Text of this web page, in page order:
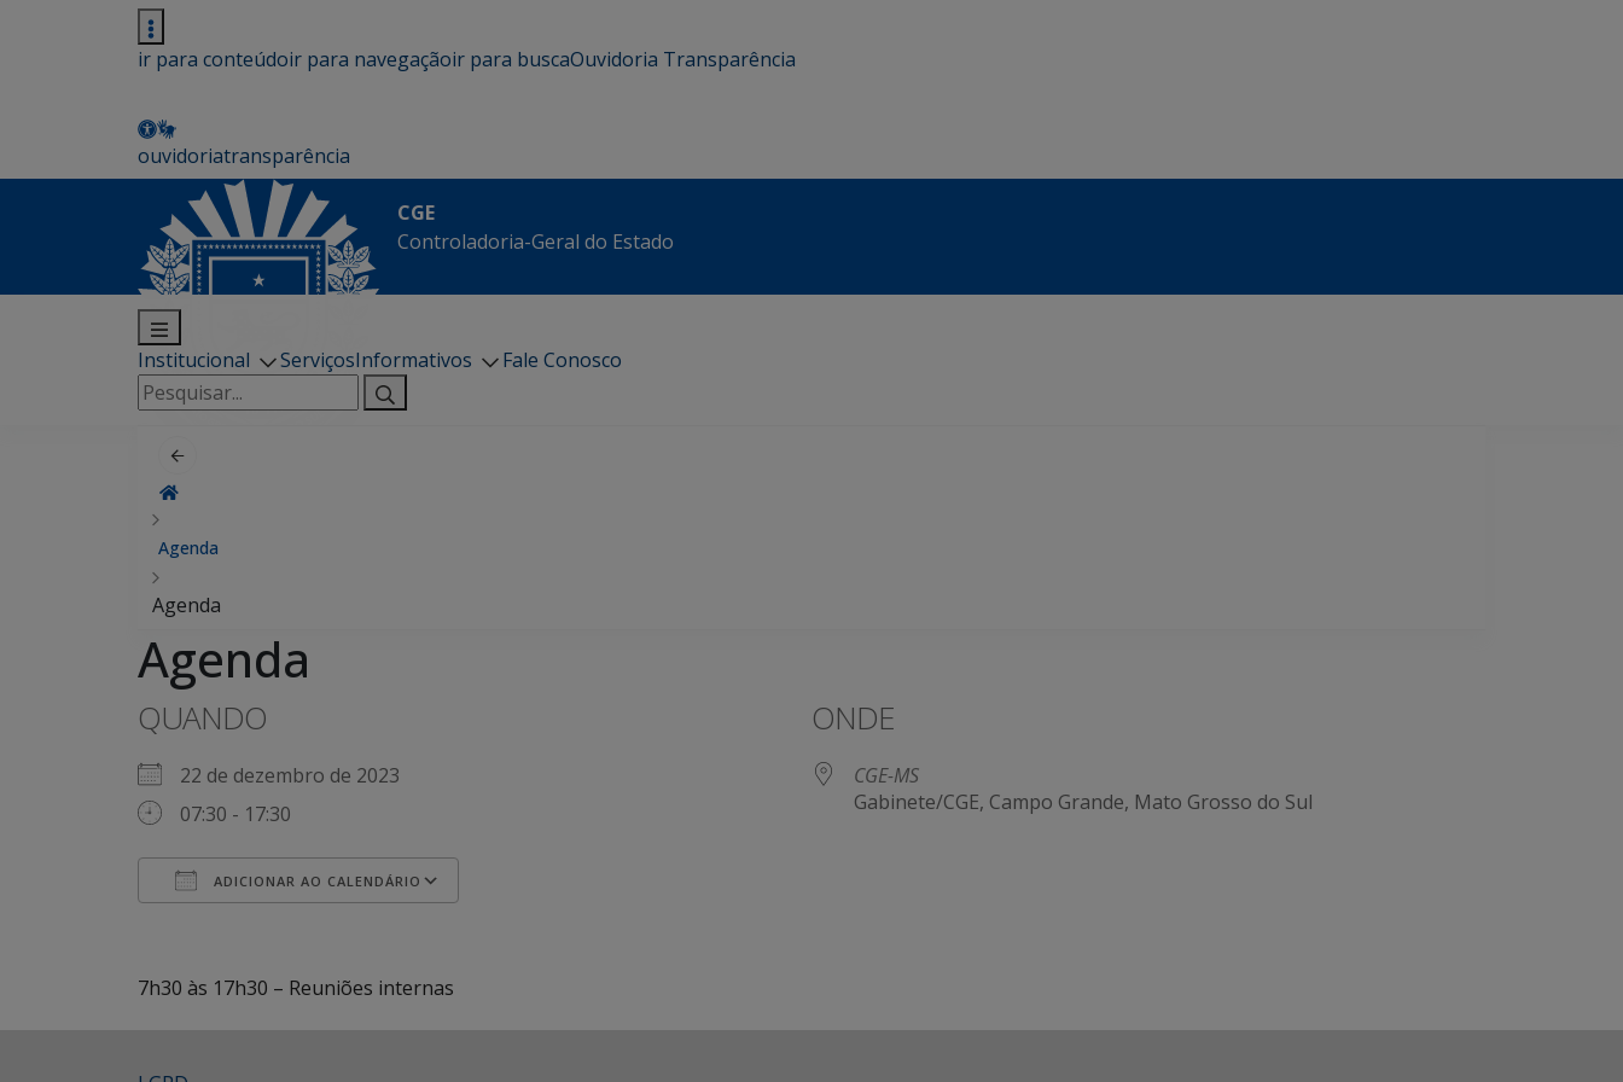
ir para conteúdoir para navegaçãoir para buscaOuvidoria Transparência
ouvidoriatransparência
CGE
Controladoria-Geral do Estado
Institucional ServiçosInformativos
Fale Conosco
Pesquisar
por:
Agenda
Agenda
Agenda
QUANDO
22 de dezembro de 2023
07:30 - 17:30
ADICIONAR AO CALENDÁRIO
ONDE
CGE-MS
Gabinete/CGE, Campo Grande, Mato Grosso do Sul
7h30 às 17h30 – Reuniões internas